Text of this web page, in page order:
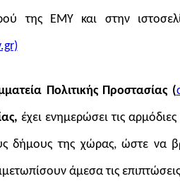
της ΕΜΥ και στην
Πολιτικής Προστασίας (
έχει ενημερώσει τις
δήμους της χώρας, ώστε να
άμεσα τις